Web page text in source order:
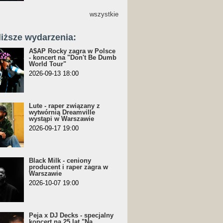
wszystkie
wydarzenia:
A$AP Rocky zagra w Polsce
- koncert na "Don't Be Dumb
World Tour"
2026-09-13 18:00
Lute - raper związany z
wytwórnią Dreamville
wystąpi w Warszawie
2026-09-17 19:00
Black Milk - ceniony
producent i raper zagra w
Warszawie
2026-10-07 19:00
Peja x DJ Decks - specjalny